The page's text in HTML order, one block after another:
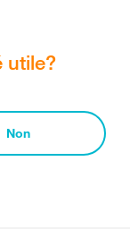
utile?
Non